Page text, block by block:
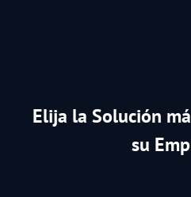
Elija la Solución
su